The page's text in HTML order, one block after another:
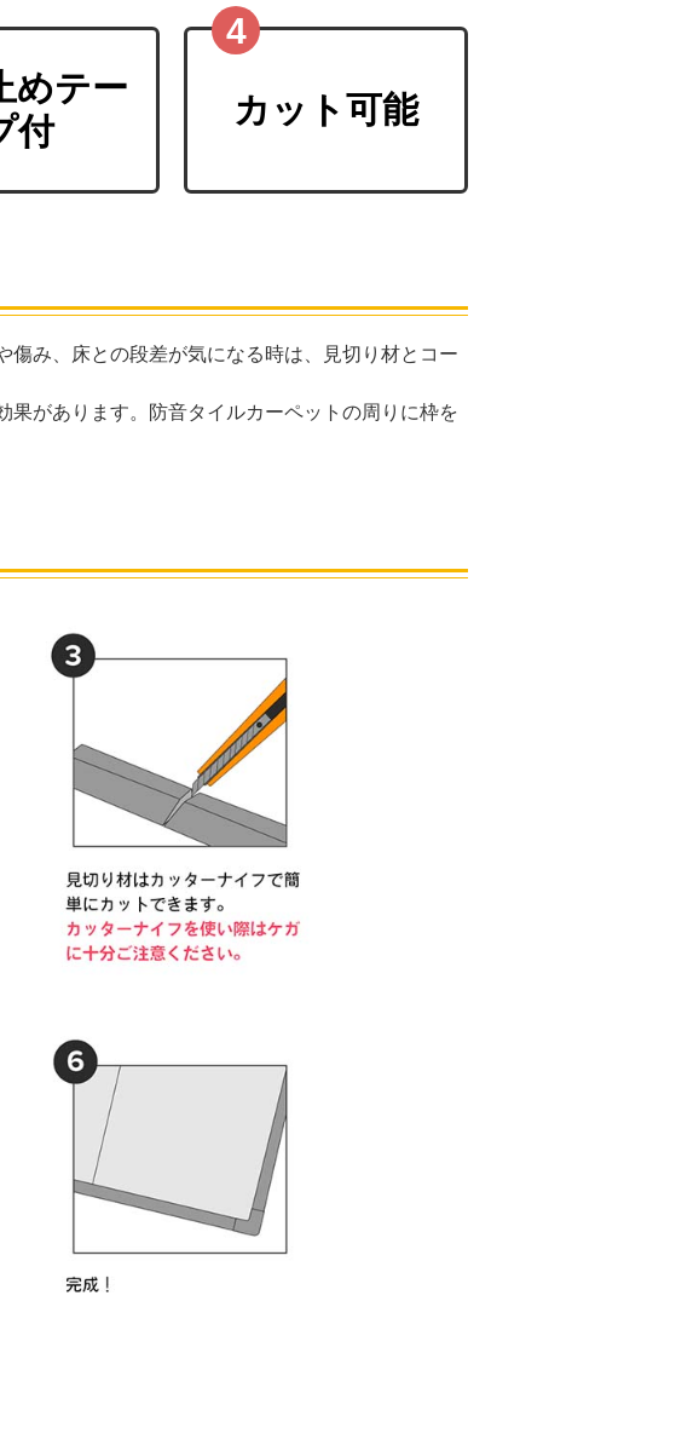
めテー
付
カット可能
み、床との段差が気になる時は、見切り材とコー
があります。防音タイルカーペットの周りに枠を